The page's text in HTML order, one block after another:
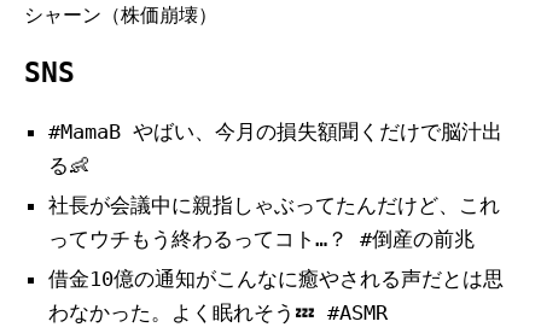
シャーン（株価崩壊）
SNS
#MamaB やばい、今月の損失額聞くだけで脳汁出
る👶
社長が会議中に親指しゃぶってたんだけど、これ
ってウチもう終わるってコト…？ #倒産の前兆
借金10億の通知がこんなに癒やされる声だとは思
わなかった。よく眠れそう💤 #ASMR